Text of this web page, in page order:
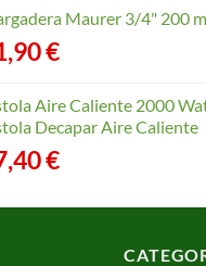
Maurer 3/4" 200
€
Aire Caliente 2000
Decapar Aire Caliente
€